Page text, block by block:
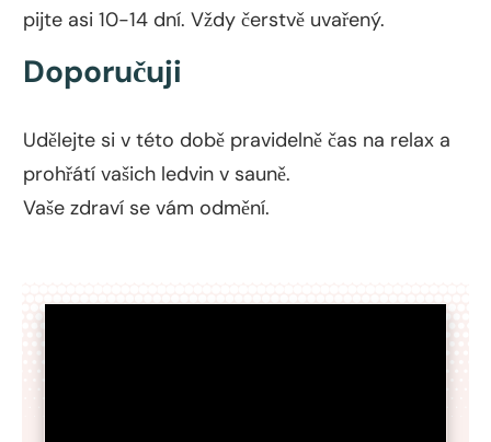
pijte asi 10-14 dní. Vždy čerstvě uvařený.
Doporučuji
Udělejte si v této době pravidelně čas na relax a
prohřátí vašich ledvin v sauně.
Vaše zdraví se vám odmění.